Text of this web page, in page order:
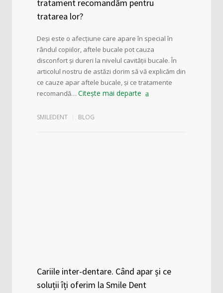
tratament recomandăm pentru
tratarea lor?
Deși este o afecțiune care apare în special în
rândul copiilor, aftele bucale pot cauza
disconfort și dureri la nivelul cavității bucale. În
articolul nostru de astăzi dorim să vă explicăm din
ce cauze apar aftele bucale, și ce tratamente
recomandă… Citește mai departe
SMILEDENT BLOG
Cariile inter-dentare. Când apar și ce
soluții îți oferim la Smile Dent